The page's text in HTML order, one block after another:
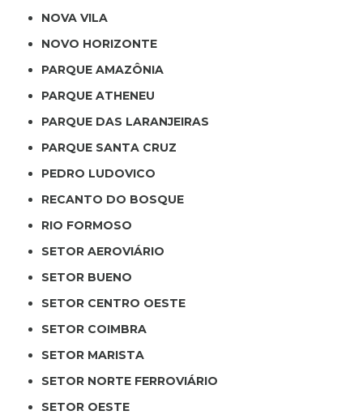
NOVA VILA
NOVO HORIZONTE
PARQUE AMAZÔNIA
PARQUE ATHENEU
PARQUE DAS LARANJEIRAS
PARQUE SANTA CRUZ
PEDRO LUDOVICO
RECANTO DO BOSQUE
RIO FORMOSO
SETOR AEROVIÁRIO
SETOR BUENO
SETOR CENTRO OESTE
SETOR COIMBRA
SETOR MARISTA
SETOR NORTE FERROVIÁRIO
SETOR OESTE